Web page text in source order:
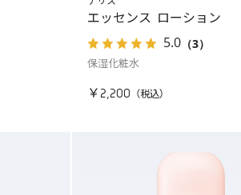
エッセンス ローション
5.0（3）
保湿化粧水
￥2,200